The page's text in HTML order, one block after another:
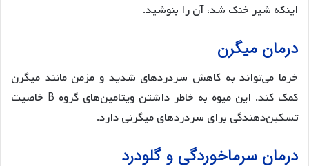
اینکه شیر خنک شد، آن را بنوشید.
درمان میگرن
خرما می‌تواند به کاهش سردردهای شدید و مزمن مانند میگرن
کمک کند. این میوه به خاطر داشتن ویتامین‌های گروه B خاصیت
تسکین‌دهندگی برای سردردهای میگرنی دارد.
درمان سرماخوردگی و گلودرد